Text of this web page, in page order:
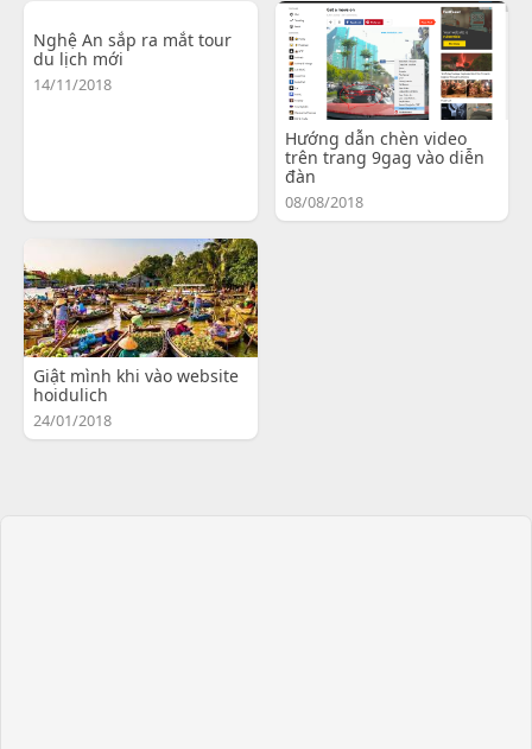
Nghệ An sắp ra mắt tour
du lịch mới
14/11/2018
Hướng dẫn chèn video
trên trang 9gag vào diễn
đàn
08/08/2018
Giật mình khi vào website
hoidulich
24/01/2018